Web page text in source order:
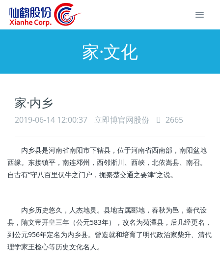
家·文化
家·内乡
2019-06-14 12:00:37 立即博官网股份 2665
内乡县是河南省南阳市下辖县，位于河南省西南部，南阳盆地
西缘。东接镇平，南连邓州，西邻淅川、西峡，北依嵩县、南召。
自古有“守八百里伏牛之门户，扼秦楚交通之要津”之说。
内乡历史悠久，人杰地灵。县地古属郦地，春秋为邑，秦代设
县，隋文帝开皇三年（公元583年），改名为菊潭县，后几经更名，
到公元956年定名为内乡县。曾造就和培育了明代政治家柴升、清代
理学家王检心等历史文化名人。